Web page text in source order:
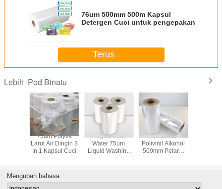
76um 500mm 500m Kapsul
Detergen Cuci untuk pengepakan
Terus
Lebih Pod Binatu
75um Polyva
Larut Air Dingin 3
In 1 Kapsul Cuci
Polyva Cold
Water 75um
Liquid Washing
Pod Binatu
Polivinil Alkohol
500mm Pelarut
Mengubah bahasa